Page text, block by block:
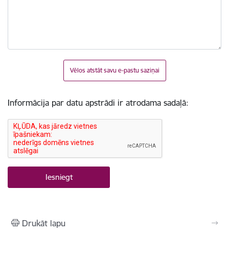
Vēlos atstāt savu e-pastu saziņai
Informācija par datu apstrādi ir atrodama sadaļā:
Drukāt lapu